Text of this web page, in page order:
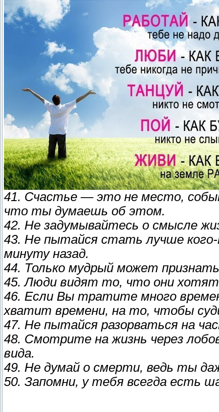
41. Счастье — это не место,
что ты думаешь об этом.
42. Не задумывайтесь о смысле
43. Не пытайся стать лучше
минуту назад.
44. Только мудрый может
45. Люди видят то, что они
46. Если Вы тратите много
хватит времени, на то, чтобы
47. Не пытайся разорваться на
48. Смотрите на жизнь через
вида.
49. Не думай о смерти, ведь ты
50. Запомни, у тебя всегда есть